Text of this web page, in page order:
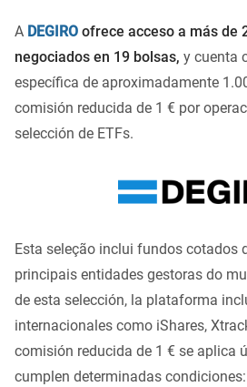
A DEGIRO ofrece acceso a más de
negociados en 19 bolsas, y cuenta
específica de aproximadamente
comisión reducida de 1 € por
selección de ETFs.
Esta seleção inclui fundos cotados
principais entidades gestoras do
de esta selección, la plataforma
internacionales como iShares,
comisión reducida de 1 € se aplica
cumplen determinadas condiciones: